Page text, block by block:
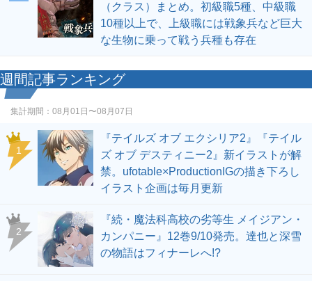
（クラス）まとめ。初級職5種、中級職
10種以上で、上級職には戦象兵など巨大
な生物に乗って戦う兵種も存在
週間記事ランキング
集計期間： 08月01日〜08月07日
1
『テイルズ オブ エクシリア2』『テイル
ズ オブ デスティニー2』新イラストが解
禁。ufotable×ProductionIGの描き下ろし
イラスト企画は毎月更新
2
『続・魔法科高校の劣等生 メイジアン・
カンパニー』12巻9/10発売。達也と深雪
の物語はフィナーレへ!?